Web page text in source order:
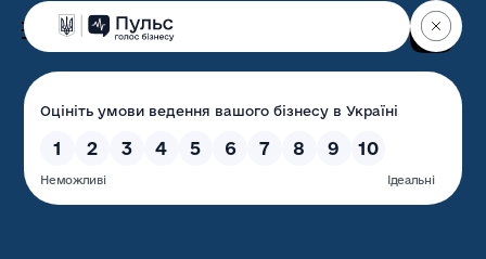
Волинська обласна
державна адміністрація